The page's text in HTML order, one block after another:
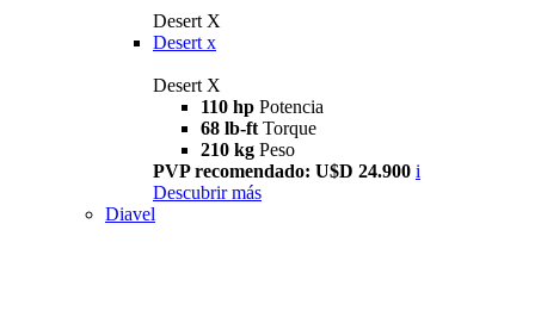
Desert X
Desert x
Desert X
110 hp Potencia
68 lb-ft Torque
210 kg Peso
PVP recomendado: U$D 24.900 i
Descubrir más
Diavel